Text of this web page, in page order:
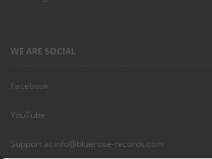
WE ARE SOCIAL
Facebook
YouTube
Support at info@bluerose-records.com